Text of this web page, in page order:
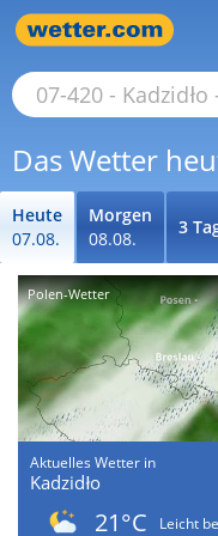
Das Wetter
Heute
07.08.
Morgen
08.08.
3
Polen-Wetter
Aktuelles Wetter in
Kadzidło
21°C
Leicht